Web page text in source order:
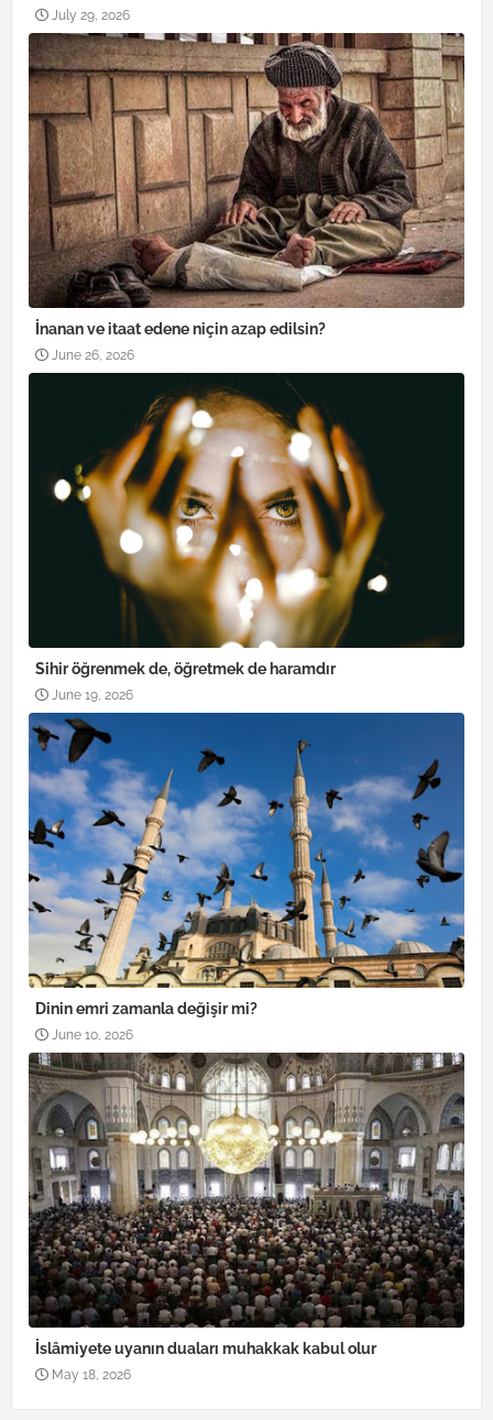
July 29, 2026
İnanan ve itaat edene niçin azap edilsin?
June 26, 2026
Sihir öğrenmek de, öğretmek de haramdır
June 19, 2026
Dinin emri zamanla değişir mi?
June 10, 2026
İslâmiyete uyanın duaları muhakkak kabul olur
May 18, 2026